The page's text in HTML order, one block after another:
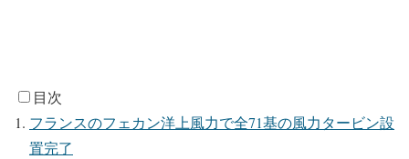
目次
フランスのフェカン洋上風力で全71基の風力タービン設
置完了